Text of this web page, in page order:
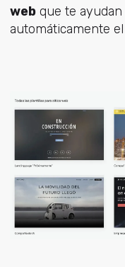
webque te ayudan
automáticamente